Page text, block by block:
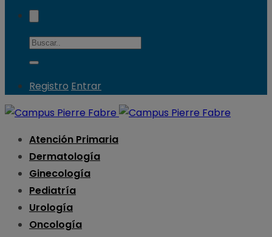
Registro Entrar
Atención Primaria
Dermatología
Ginecología
Pediatría
Urología
Oncología